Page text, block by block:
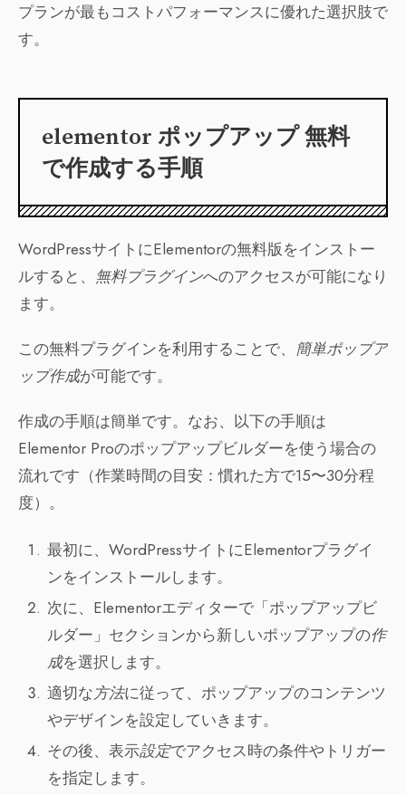
プランが最もコストパフォーマンスに優れた選択肢で
す。
elementor ポップアップ 無料
で作成する手順
WordPressサイトにElementorの無料版をインストー
ルすると、 無料プラグインへのアクセスが可能になり
ます。
この無料プラグインを利用することで、 簡単ポップア
ップ作成が可能です。
作成の手順は簡単です。なお、以下の手順は
Elementor Proのポップアップビルダーを使う場合の
流れです（作業時間の目安：慣れた方で15〜30分程
度）。
最初に、WordPressサイトにElementorプラグイ
ンをインストールします。
次に、Elementorエディターで「ポップアップビ
ルダー」セクションから新しいポップアップの作
成を選択します。
適切な方法に従って、ポップアップのコンテンツ
やデザインを設定していきます。
その後、表示設定でアクセス時の条件やトリガー
を指定します。